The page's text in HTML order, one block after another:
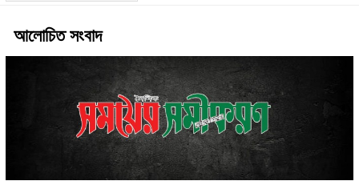
আলোচিত সংবাদ